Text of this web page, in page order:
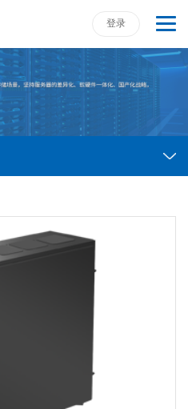
登录